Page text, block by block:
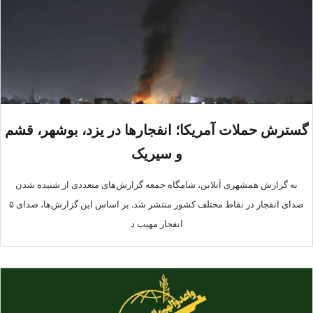
گسترش حملات آمریکا؛ انفجارها در یزد، بوشهر، قشم
و سیریک
به گزارش همشهری آنلاین، شامگاه جمعه گزارش‌های متعددی از شنیده شدن
صدای انفجار در نقاط مختلف کشور منتشر شد. بر اساس این گزارش‌ها، صدای ۵
انفجار مهیب د